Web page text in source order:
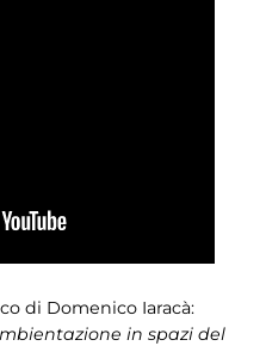
di Domenico Iaracà:
in spazi del